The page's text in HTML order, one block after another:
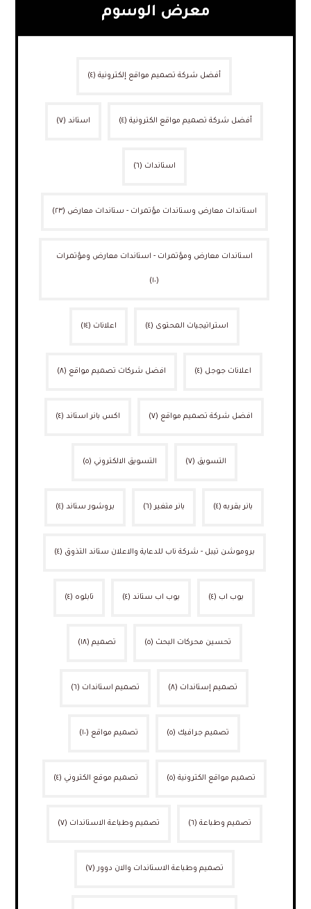
معرض الوسوم
أفضل شركة تصميم مواقع إلكترونية (٤)
أفضل شركة تصميم مواقع الكترونية (٤) استاند (٧)
استاندات (٦)
استاندات معارض وستاندات مؤتمرات - ستاندات معارض (٢٣)
استاندات معارض ومؤتمرات - استاندات معارض ومؤتمرات
(١٠)
استراتيجيات المحتوى (٤) اعلانات (١٤)
اعلانات جوجل (٤) افضل شركات تصميم مواقع (٨)
افضل شركة تصميم مواقع (٧) اكس بانر استاند (٤)
التسويق (٧) التسويق الالكتروني (٥)
بانر بقربه (٤) بانر متغير (٦) بروشور ستاند (٤)
بروموشن تيبل - شركة ناب للدعاية والاعلان ستاند التذوق (٤)
بوب اب (٤) بوب اب ستاند (٤) تابلوه (٤)
تحسين محركات البحث (٥) تصميم (١٨)
تصميم إستاندات (٨) تصميم استاندات (٦)
تصميم جرافيك (٥) تصميم مواقع (١٠)
تصميم مواقع الكترونية (٥) تصميم موقع الكتروني (٤)
تصميم وطباعة (٦) تصميم وطباعة الاستاندات (٧)
تصميم وطباعة الاستاندات والان دوور (٧)